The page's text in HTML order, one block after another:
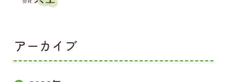
アーカイブ